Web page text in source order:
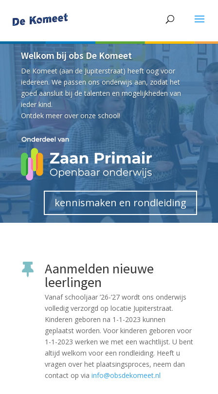
Welkom bij obs De Komeet
De Komeet (aan de Jupiterstraat) heeft oog voor
iedereen. We passen ons onderwijs aan, zodat het
goed aansluit bij de talenten en mogelijkheden van
ieder kind.
Ontdek meer over onze school!
kennismaken en rondleiding
 Aanmelden nieuwe
leerlingen
Vanaf schooljaar ’26-’27 wordt ons onderwijs
volledig verzorgd op locatie Jupiterstraat.
Kinderen geboren na 1-1-2023 kunnen
geplaatst worden. Voor kinderen geboren voor
1-1-2023 werken we met een wachtlijst. U bent
altijd welkom voor een rondleiding. Heeft u
vragen over het plaatsingsproces, neem dan
contact op via info@obsdekomeet.nl